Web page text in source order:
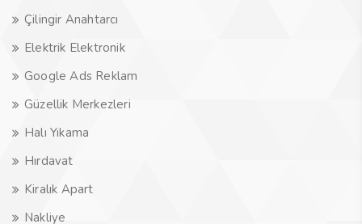
Çilingir Anahtarcı
Elektrik Elektronik
Google Ads Reklam
Güzellik Merkezleri
Halı Yıkama
Hırdavat
Kiralık Apart
Nakliye